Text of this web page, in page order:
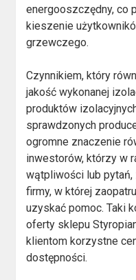
energooszczędny, co
kieszenie
grzewczego.
Czynnikiem, który
jakość wykonanej
produktów
sprawdzonych
ogromne znaczenie
inwestorów, którzy w
wątpliwości lub
firmy, w której
uzyskać pomoc. Taki
oferty sklepu
klientom korzystne
dostępności.